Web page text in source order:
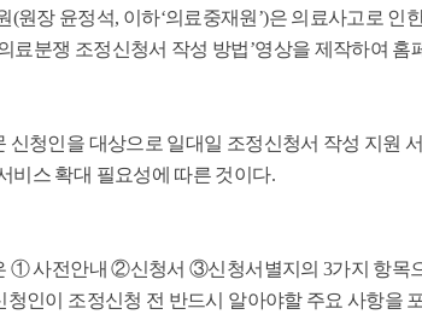
(원장 윤정석, 이하‘의료중재원’)은 의료사고로
료분쟁 조정신청서 작성 방법’영상을 제작하여
신청인을 대상으로 일대일 조정신청서 작성 지원
비스 확대 필요성에 따른 것이다.
① 사전안내 ②신청서 ③신청서별지의 3가지 항목
청인이 조정신청 전 반드시 알아야할 주요 사항을